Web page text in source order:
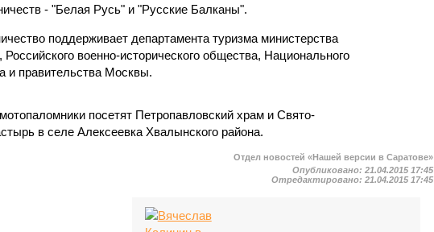
- "Белая Русь" и "Русские Балканы".
поддерживает департамента туризма министерства
военно-исторического общества, Национального
и правительства Москвы.
посетят Петропавловский храм и Свято-
в селе Алексеевка Хвалынского района.
Отдел новостей «Нашей версии в Саратове»
Опубликовано:21.04.2015 17:45
Отредактировано:21.04.2015 17:45